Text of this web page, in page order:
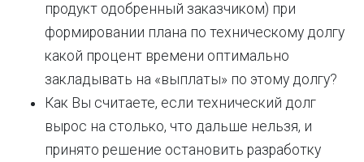
продукт одобренный заказчиком) при
формировании плана по техническому долгу
какой процент времени оптимально
закладывать на «выплаты» по этому долгу?
Как Вы считаете, если технический долг
вырос на столько, что дальше нельзя, и
принято решение остановить разработку